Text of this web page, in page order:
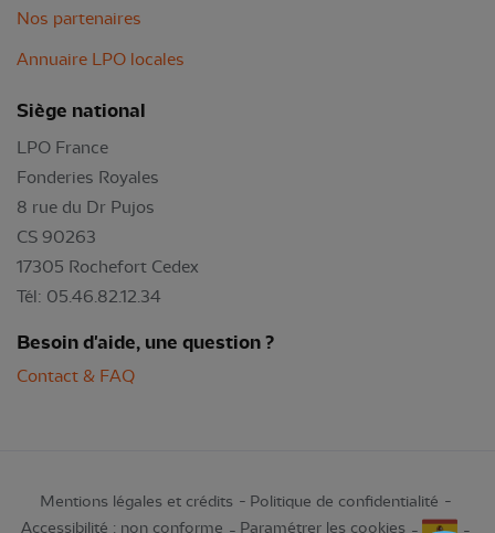
Nos partenaires
Annuaire LPO locales
Siège national
LPO France
Fonderies Royales
8 rue du Dr Pujos
CS 90263
17305 Rochefort Cedex
Tél: 05.46.82.12.34
Besoin d'aide, une question ?
Contact & FAQ
Mentions légales et crédits
Politique de confidentialité
Accessibilité : non conforme
Paramétrer les cookies